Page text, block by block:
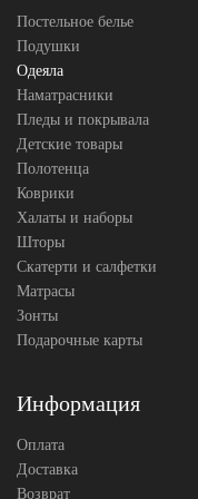
Постельное белье
Подушки
Одеяла
Наматрасники
Пледы и покрывала
Детские товары
Полотенца
Коврики
Халаты и наборы
Шторы
Скатерти и салфетки
Матрасы
Зонты
Подарочные карты
Информация
Оплата
Доставка
Возврат